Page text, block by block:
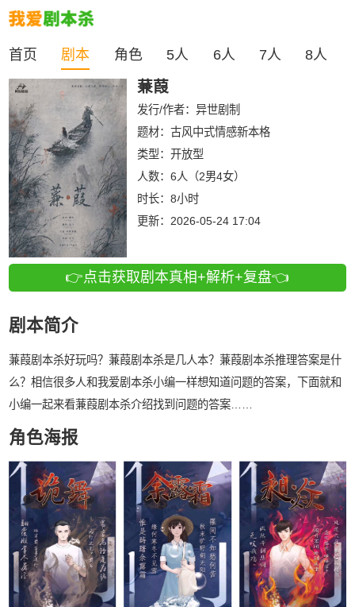
首页 剧本 角色 5人 6人 7人 8人
蒹葭
发行/作者： 异世剧制
题材：古风中式情感新本格
类型： 开放型
人数： 6人（2男4女）
时长： 8小时
更新： 2026-05-24 17:04
👉点击获取剧本真相+解析+复盘👈
剧本简介
蒹葭剧本杀好玩吗？蒹葭剧本杀是几人本？蒹葭剧本杀推理答案是什
么？相信很多人和我爱剧本杀小编一样想知道问题的答案，下面就和
小编一起来看蒹葭剧本杀介绍找到问题的答案……
角色海报